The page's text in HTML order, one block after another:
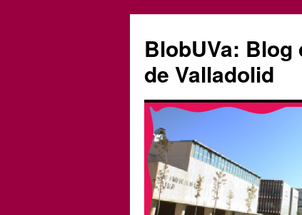
contenido
BlobUVa:
de Valladolid